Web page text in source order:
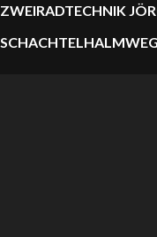
ZWEIRADTECHNIK